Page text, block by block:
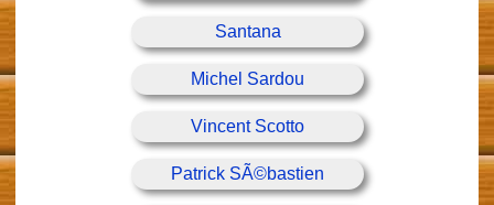
Santana
Michel Sardou
Vincent Scotto
Patrick SÃ©bastien